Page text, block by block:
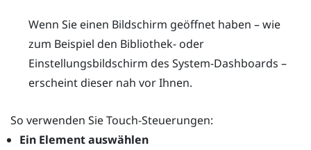
Wenn Sie einen Bildschirm geöffnet haben – wie
zum Beispiel den Bibliothek- oder
Einstellungsbildschirm des System-Dashboards –
erscheint dieser nah vor Ihnen.
So verwenden Sie Touch-Steuerungen:
Ein Element auswählen